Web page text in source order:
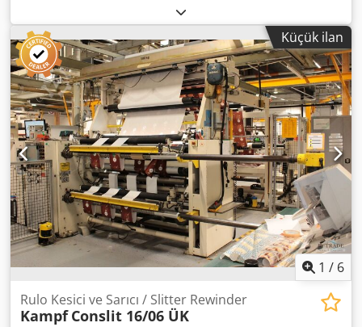
Seri No. 00010206 Kağıt boyutları min. 148 x 210mm -
maks. 330 x 448mm (DIN A5, DIN A4, DIN A3) Broşür kapağı
kartonu veya kapak sayfası olarak sağlam kağıt Kağıt
katmanının yüksekliği (broşürler) max. 1,5 mm (yaklaşık 15
x 80 gr) Kağıt katmanının yüksekliği (bloklar / köşe dikişi)
maks. 2 mm (yaklaşık 20 x 80 g) Çıkış max. 500 set / saat
Mümkün dikiş kafası pozisyonları (mesafeler mm
cinsinden) 4 (50 x 80 x 50) Zımba tipleri 26/6, Ri 26/6 Zımba
kapasitesi zımbalama kafası 210 WhatsApp - MS Zoom -
Telegram ile çevrimiçi video denetimi Stokta
Emskirchen/Nuremberg - Hemen teslim - Test edilebilir
Cedpfx Ajv Sc Ayemuerf
Küçük ilan
1 / 6
Rulo Kesici ve Sarıcı / Slitter Rewinder
Kampf Conslit 16/06 ÜK